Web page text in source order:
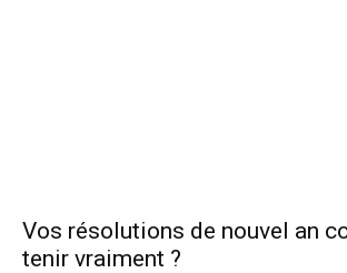
Vos résolutions de nouvel an
tenir vraiment ?